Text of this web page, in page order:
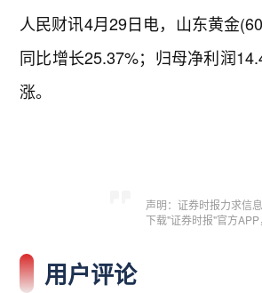
人民财讯4月29日电， 山东黄金
同比增长25.37%；归母净利润
涨。
声明：证券时报力求信
下载"证券时报"官方
用户评论